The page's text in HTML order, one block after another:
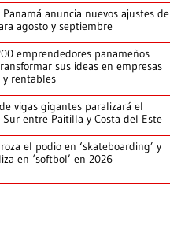
Panamá anuncia nuevos ajustes de
agosto y septiembre
emprendedores panameños
sus ideas en empresas
y rentables
vigas gigantes paralizará el
Sur entre Paitilla y Costa del Este
el podio en ‘skateboarding’ y
en ‘softbol’ en 2026